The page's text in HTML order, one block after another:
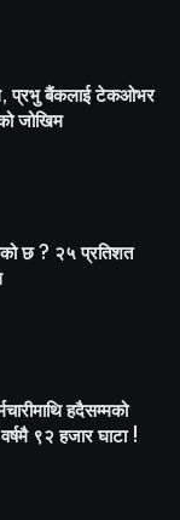
प्रभु बैंकलाई टेकओभर
जोखिम
छ ? २५ प्रतिशत
हदैसम्मको
९२ हजार घाटा !